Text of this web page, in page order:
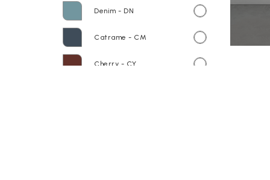
Denim - DN
Catrame - CM
Cherry - CY